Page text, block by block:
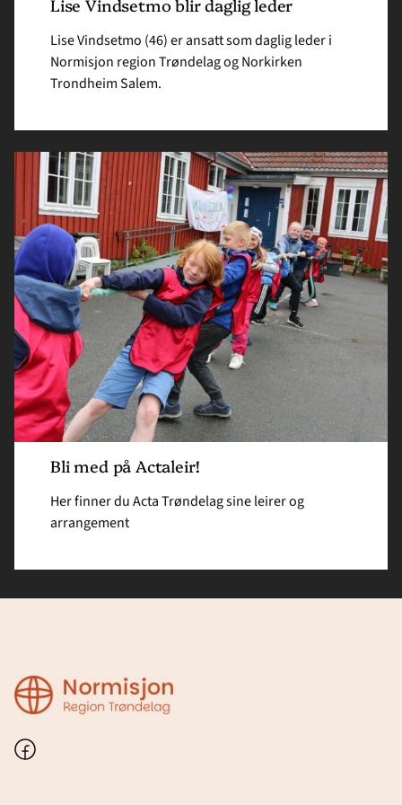
Lise Vindsetmo blir daglig leder
Lise Vindsetmo (46) er ansatt som daglig leder i
Normisjon region Trøndelag og Norkirken
Trondheim Salem.
Bli med på Actaleir!
Her finner du Acta Trøndelag sine leirer og
arrangement
Her
finner
du
Acta
Trøndelag
sine
leirer
og
arrangement
Normisjon
Region
Trøndelag
Facebook